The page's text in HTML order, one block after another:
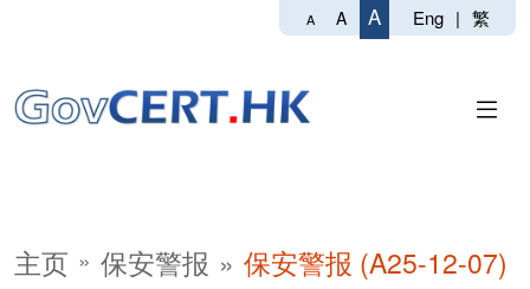
A A A Eng | 繁
主页 保安警报 保安警报 (A25-12-07)